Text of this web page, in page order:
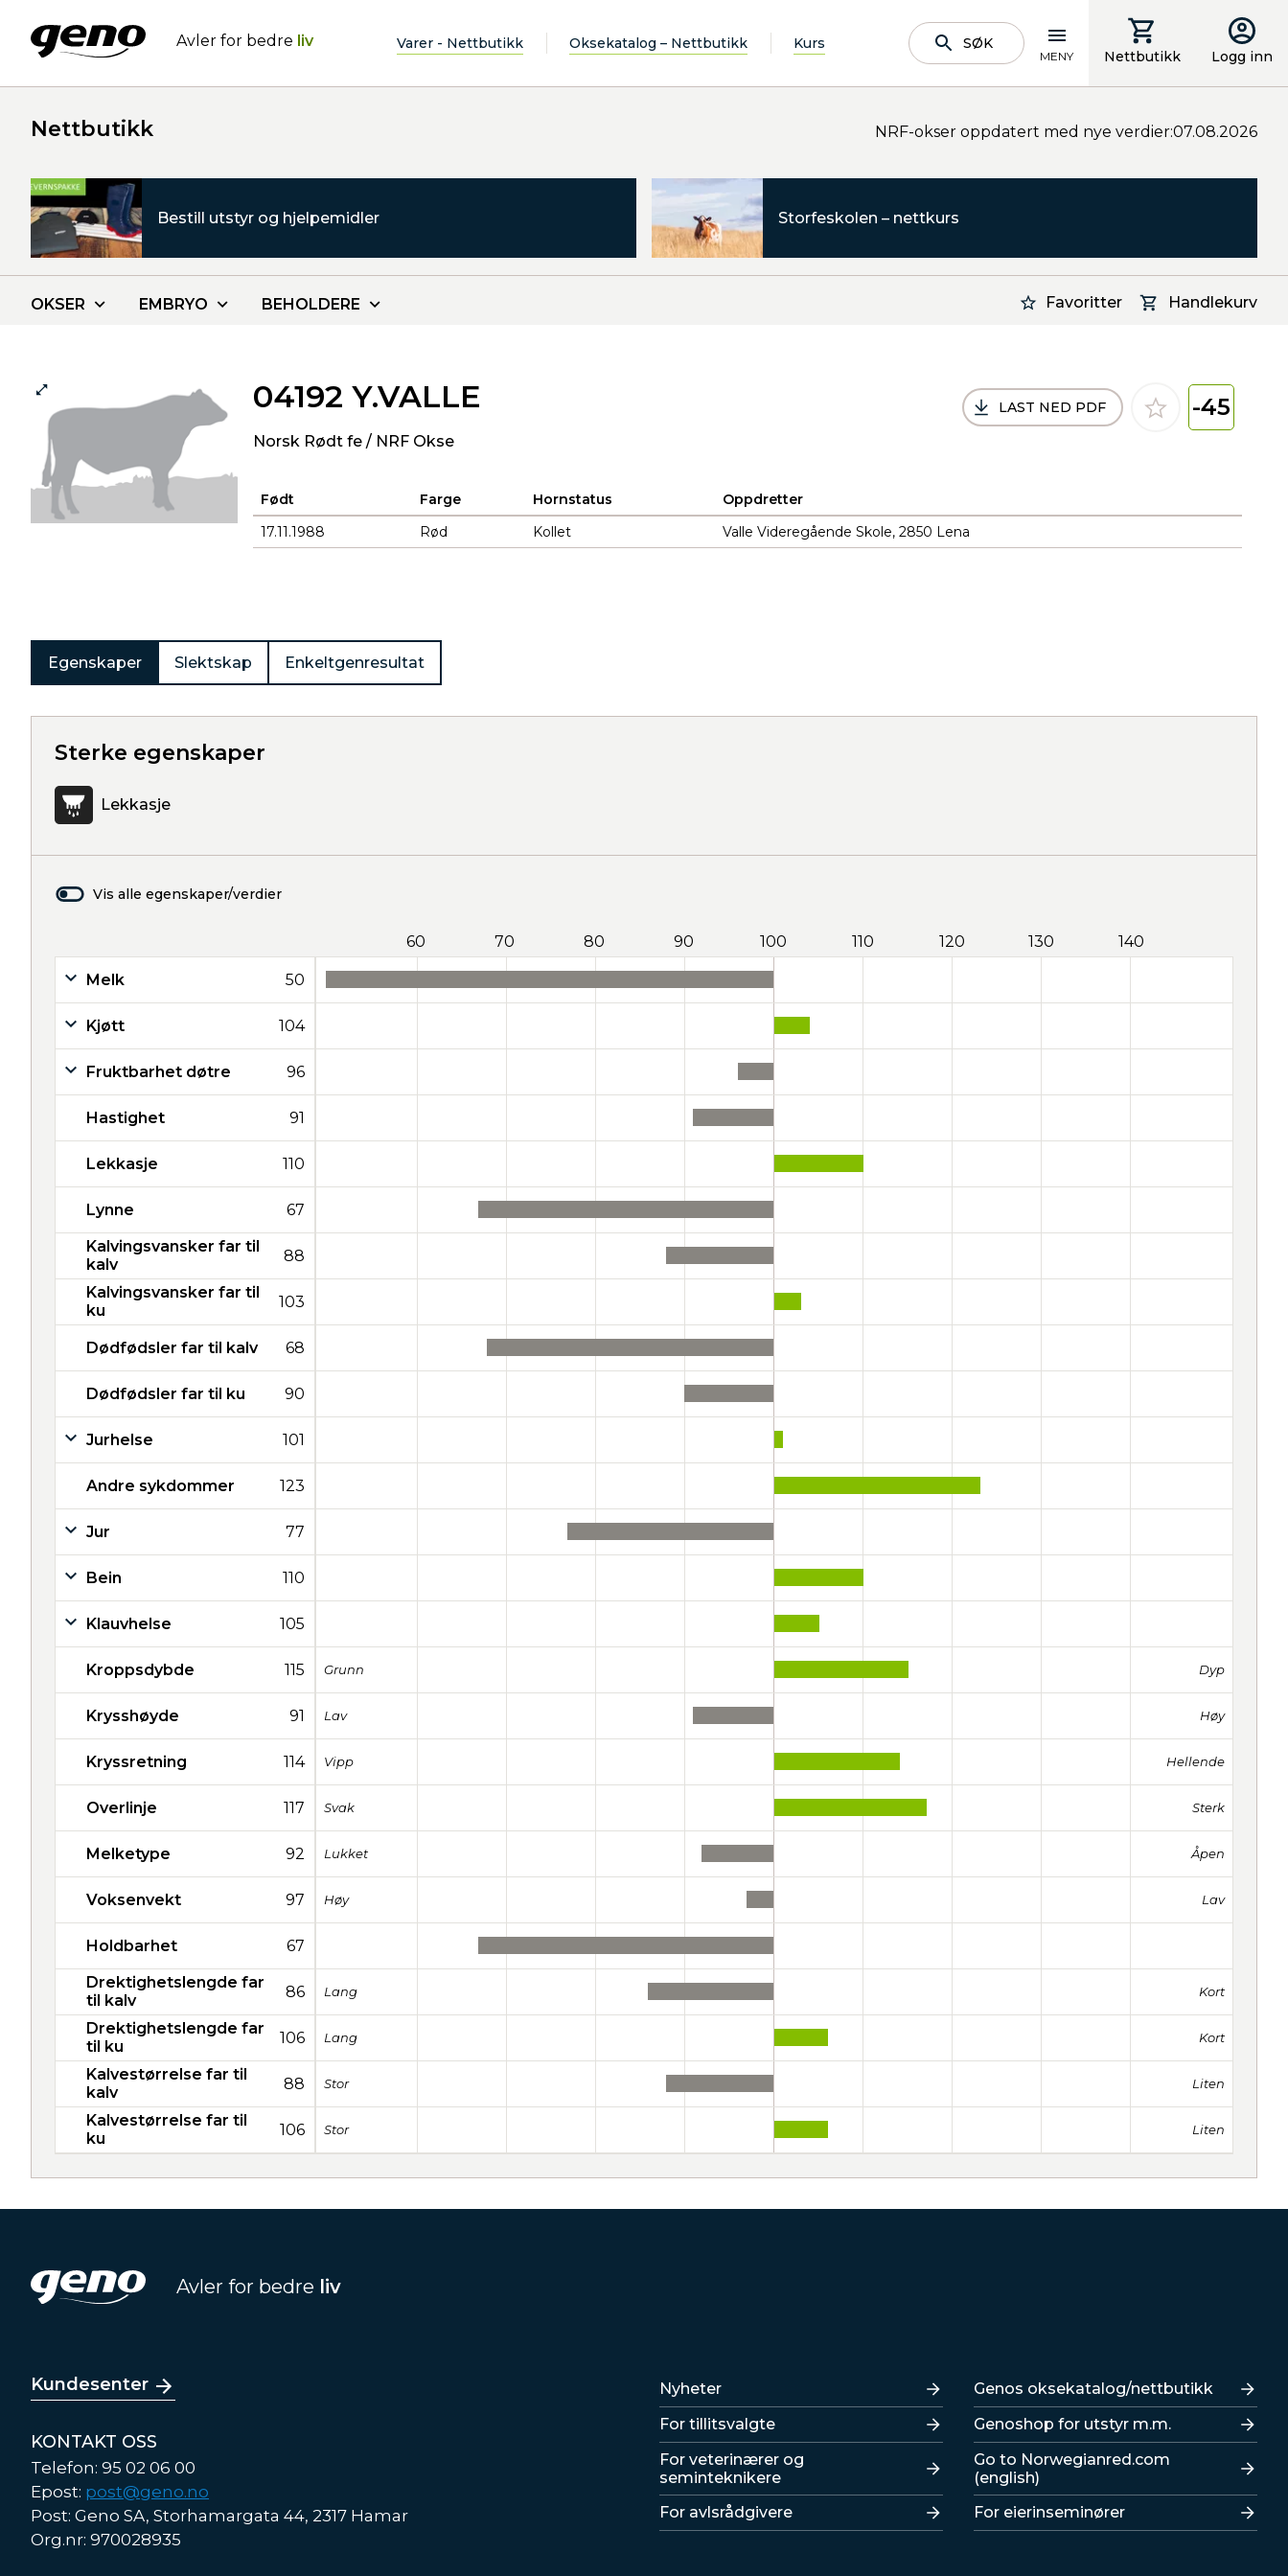
Avler for bedre liv Varer - Nettbutikk Oksekatalog – Nettbutikk Kurs SØK
MENY Nettbutikk Logg inn
Nettbutikk NRF-okser oppdatert med nye verdier:07.08.2026
Bestill utstyr og hjelpemidler Storfeskolen – nettkurs
Favoritter Handlekurv
OKSER EMBRYO BEHOLDERE
04192 Y.VALLE
Norsk Rødt fe / NRF Okse
LAST NED PDF -45
Født Farge Hornstatus
Oppdretter
17.11.1988
Rød Kollet Valle Videregående Skole, 2850 Lena
Egenskaper Slektskap Enkeltgenresultat
Sterke egenskaper
Lekkasje
Vis alle egenskaper/verdier
60 70 80 90 100 110 120 130 140
Melk 50
Kjøtt 104
Fruktbarhet døtre 96
Hastighet 91
Lekkasje 110
Lynne 67
Kalvingsvansker far til
kalv
88
Kalvingsvansker far til
ku
103
Dødfødsler far til kalv 68
Dødfødsler far til ku 90
Jurhelse 101
Andre sykdommer 123
Jur 77
Bein 110
Klauvhelse 105
Kroppsdybde 115 Grunn Dyp
Krysshøyde 91 Lav Høy
Kryssretning 114 Vipp Hellende
Overlinje 117 Svak Sterk
Melketype 92 Lukket Åpen
Voksenvekt 97 Høy Lav
Holdbarhet 67
Drektighetslengde far
til kalv
86 Lang Kort
Drektighetslengde far
til ku
106 Lang Kort
Kalvestørrelse far til
kalv
88 Stor Liten
Kalvestørrelse far til
ku
106 Stor Liten
Avler for bedre liv
Kundesenter
KONTAKT OSS
Telefon: 95 02 06 00
Epost: post@geno.no
Post: Geno SA, Storhamargata 44, 2317 Hamar
Org.nr: 970028935
Lenker
Nyheter
For tillitsvalgte
For veterinærer og
seminteknikere
For avlsrådgivere
Lenker
Genos oksekatalog/nettbutikk
Genoshop for utstyr m.m.
Go to Norwegianred.com
(english)
For eierinseminører